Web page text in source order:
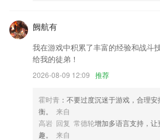
阙航有
我在游戏中积累了丰富的经验和战斗
给我的徒弟！
2026-08-09 12:09 推荐
霍时青 ：不要过度沉迷于游戏，合理
衡。
来自
高岩 回复 常德轮增加多语言支持，
趣。
来自